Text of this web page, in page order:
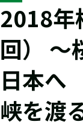
2018年
回） ～
日本へ
峡を渡